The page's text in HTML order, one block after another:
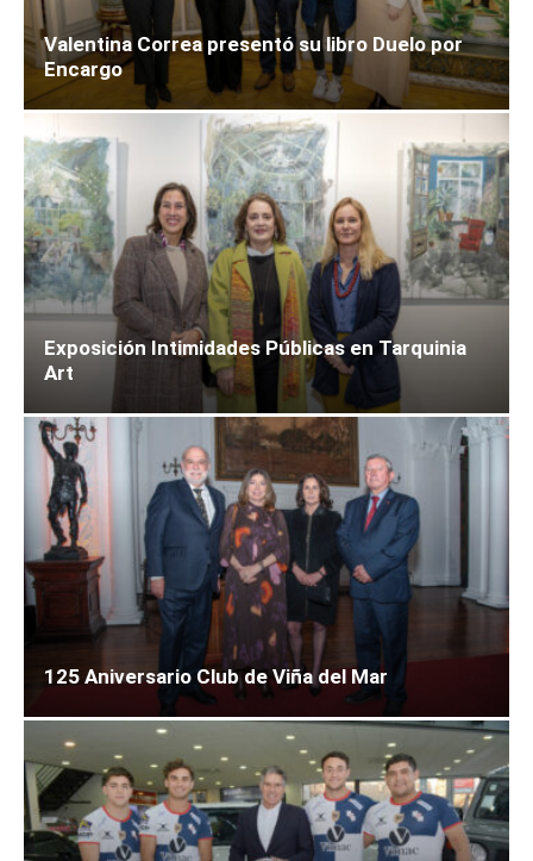
Valentina Correa presentó su libro Duelo por
Encargo
Exposición Intimidades Públicas en Tarquinia
Art
125 Aniversario Club de Viña del Mar